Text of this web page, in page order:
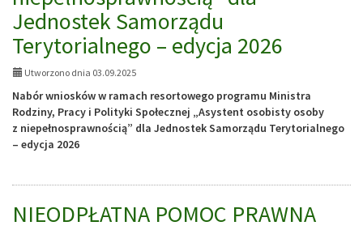
Jednostek Samorządu
Terytorialnego – edycja 2026
Utworzono dnia 03.09.2025
Nabór wniosków w ramach resortowego programu Ministra
Rodziny, Pracy i Polityki Społecznej „Asystent osobisty osoby
z niepełnosprawnością” dla Jednostek Samorządu Terytorialnego
– edycja 2026
NIEODPŁATNA POMOC PRAWNA